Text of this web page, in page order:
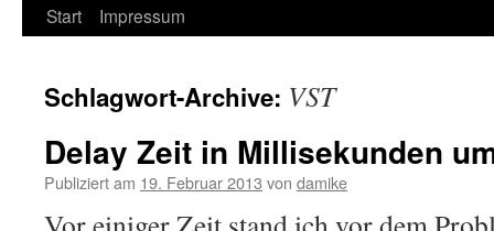
Springe
Inhalt
Start Impressum
Schlagwort-Archive: VST
Delay Zeit in Millisekunden
Publiziert am 19. Februar 2013 von damike